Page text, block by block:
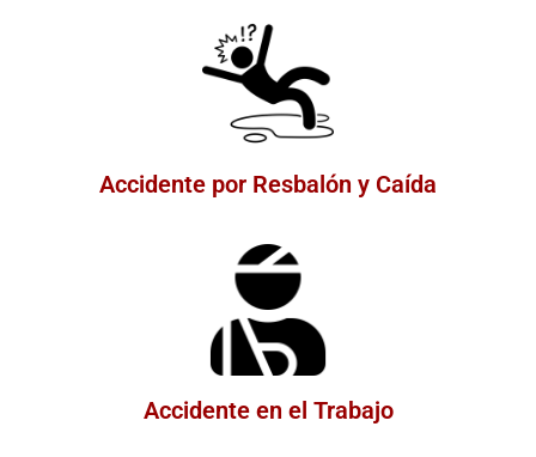
Accidente por Resbalón y Caída
Accidente en el Trabajo